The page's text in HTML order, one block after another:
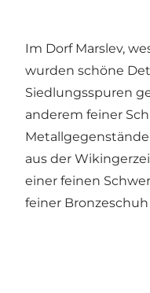
Im Dorf Marslev,
wurden schöne
Siedlungsspuren
anderem feiner
aus der
einer feinen
feiner